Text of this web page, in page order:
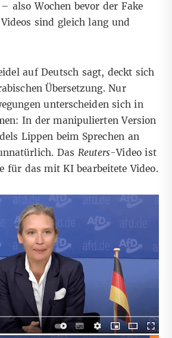
also Wochen bevor der Fake
sind gleich lang und
auf Deutsch sagt, deckt sich
Übersetzung. Nur
unterscheiden sich in
In der manipulierten Version
Lippen beim Sprechen an
Das Reuters-Video ist
für das mit KI bearbeitete Video.